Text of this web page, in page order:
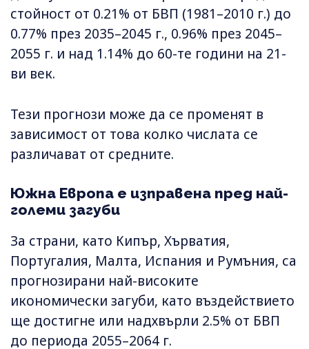
стойност от 0.21% от БВП (1981–2010 г.) до
0.77% през 2035–2045 г., 0.96% през 2045–
2055 г. и над 1.14% до 60-те години на 21-
ви век.
Тези прогнози може да се променят в
зависимост от това колко числата се
различават от средните.
Южна Европа е изправена пред най-
големи загуби
За страни, като Кипър, Хърватия,
Португалия, Малта, Испания и Румъния, са
прогнозирани най-високите
икономически загуби, като въздействието
ще достигне или надхвърли 2.5% от БВП
до периода 2055–2064 г.